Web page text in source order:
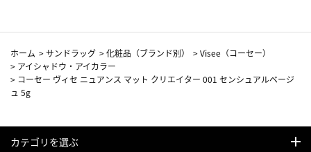
ホーム >サンドラッグ >化粧品（ブランド別） >Visee（コーセー）
> アイシャドウ・アイカラー
> コーセー ヴィセ ニュアンス マット クリエイター 001 センシュアルベージ
ュ 5g
カテゴリを選ぶ